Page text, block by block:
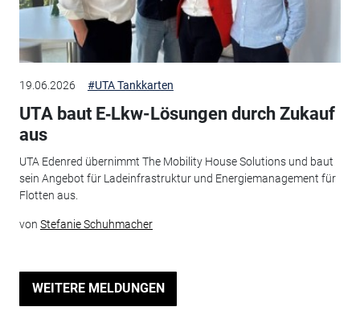
19.06.2026 #UTA Tankkarten
UTA baut E‑Lkw-Lösungen durch Zukauf
aus
UTA Edenred übernimmt The Mobility House Solutions und baut
sein Angebot für Ladeinfrastruktur und Energiemanagement für
Flotten aus.
von Stefanie Schuhmacher
WEITERE MELDUNGEN